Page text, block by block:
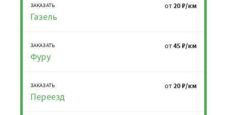
ЗАКАЗАТЬ
Газель
от20 ₽/км
ЗАКАЗАТЬ
Фуру
от45 ₽/км
ЗАКАЗАТЬ
Переезд
от20 ₽/км